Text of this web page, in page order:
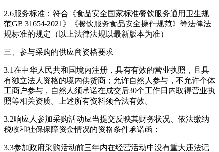
2.6服务标准：符合《食品安全国家标准餐饮服务通用卫生规
范GB 31654-2021》《餐饮服务食品安全操作规范》等法律法
规标准的规定（以上法律法规以最新版本为准）
三、参与采购的供应商资格要求
3.1在中华人民共和国境内注册，具有有效的营业执照，且具
有独立法人资格的境内供货商；允许自然人参与，不允许个体
工商户参与，自然人须承诺在成交后30个工作日内取得营业执
照等相关资质。上述所有资料须合法有效。
3.2响应人参加采购活动应当提交反映其财务状况、依法缴纳
税收和社保保障资金情况的资格条件承诺函；
3.3参加政府采购活动前三年内在经营活动中没有重大违法记